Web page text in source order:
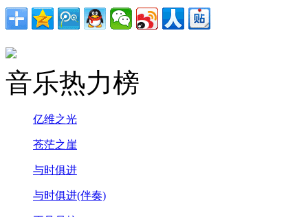
音乐热力榜
亿维之光
苍茫之崖
与时俱进
与时俱进(伴奏)